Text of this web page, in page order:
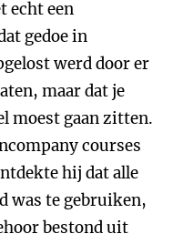
echt een
gedoe in
werd door er
maar dat je
moest gaan zitten.
courses
hij dat alle
was te gebruiken,
bestond uit